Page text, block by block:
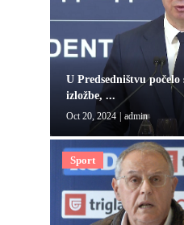
U Predsedništvu počelo
izložbe, ...
Oct 20, 2024 admin
Sport